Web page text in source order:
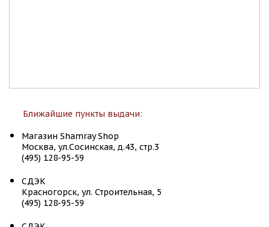
Ближайшие пункты выдачи:
Магазин Shamray Shop
Москва, ул.Сосинская, д.43, стр.3
(495) 128-95-59
СДЭК
Красногорск, ул. Строительная, 5
(495) 128-95-59